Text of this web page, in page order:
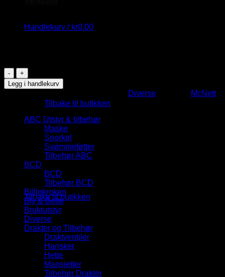
Handlekurv / kr0.00
Du har ingen produkter i handlekurven.
Tilbake til butikken
Handlekurv
Du har ingen produkter i handlekurven.
Tilbake til butikken
Zip
Tech
antall
Legg i handlekurv
Diverse
McNett
ABC Utstyr & tilbehør
Maske
Snorkel
Svømmeføtter
Tilbehør ABC
BCD
BCD
Tilbehør BCD
Billigkroken
Bly & Belte
Bruktutstyr
Diverse
Drakter og Tilbehør
Draktventiler
Hansker
Hette
Mansjetter
Tilbehør Drakter